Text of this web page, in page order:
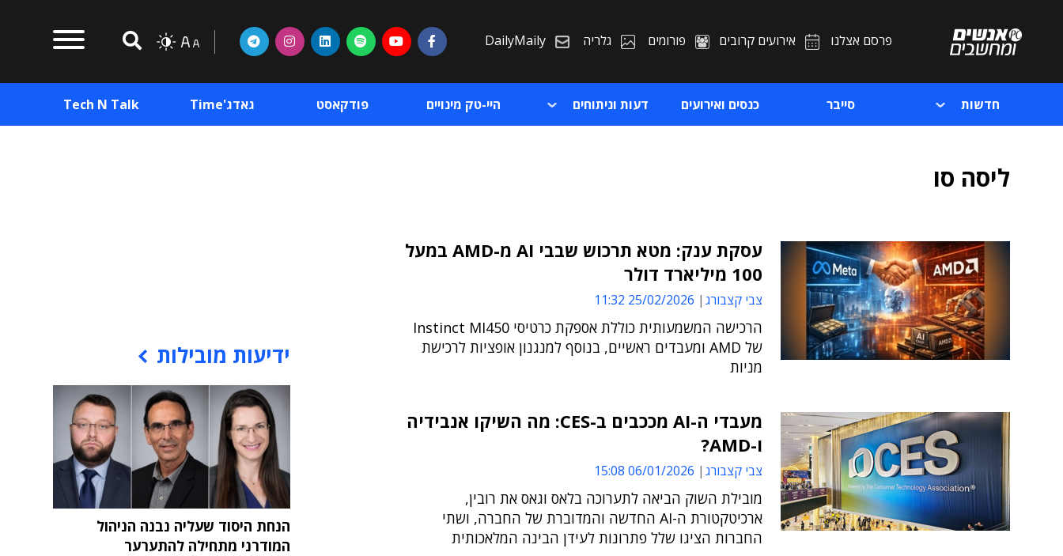
פרסם אצלנו אירועים קרובים פורומים גלריה DailyMaily
חדשות סייבר כנסים ואירועים דעות וניתוחים היי-טק מינויים פודקאסט גאדג'Time Tech N Talk
ליסה סו
עסקת ענק: מטא תרכוש שבבי AI מ-AMD במעל
100 מיליארד דולר
צבי קצבורג 25/02/2026 11:32
הרכישה המשמעותית כוללת אספקת כרטיסי Instinct MI450
של AMD ומעבדים ראשיים, בנוסף למנגנון אופציות לרכישת
מניות
מעבדי ה-AI מככבים ב-CES: מה השיקו אנבידיה
ו-AMD?
צבי קצבורג 06/01/2026 15:08
מובילת השוק הביאה לתערוכה בלאס וגאס את רובין,
ארכיטקטורת ה-AI החדשה והמדוברת של החברה, ושתי
החברות הציגו שלל פתרונות לעידן הבינה המלאכותית
ידיעות מובילות
הנחת היסוד שעליה נבנה הניהול
המודרני מתחילה להתערער